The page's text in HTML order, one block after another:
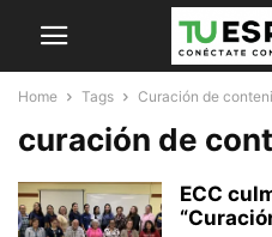
Home Tags Curación de
curación de
ECC